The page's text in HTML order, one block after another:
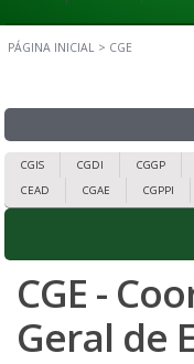
PÁGINA INICIAL > CGE
CGIS CGDI CGGP
CEAD
CGAE CGPPI
CGE -
Geral de